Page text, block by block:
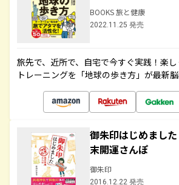
BOOKS 旅と健康
2022.11.25 発売
旅先で、近所で、自宅で今すぐ実践！楽
トレーニングを「地球の歩き方」が最新
御朱印はじめまし
末開運さんぽ
御朱印
2016.12.22 発売